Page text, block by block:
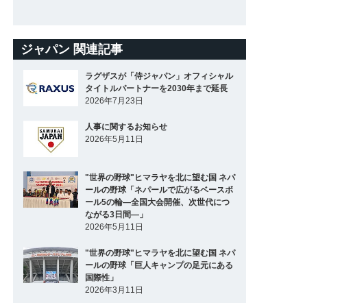
ジャパン 関連記事
ラグザスが「侍ジャパン」オフィシャル
タイトルパートナーを2030年まで延長
2026年7月23日
人事に関するお知らせ
2026年5月11日
"世界の野球"ヒマラヤを北に望む国 ネパ
ールの野球「ネパールで広がるベースボ
ール5の輪―全国大会開催、次世代につ
ながる3日間―」
2026年5月11日
"世界の野球"ヒマラヤを北に望む国 ネパ
ールの野球「巨人キャンプの足元にある
国際性」
2026年3月11日